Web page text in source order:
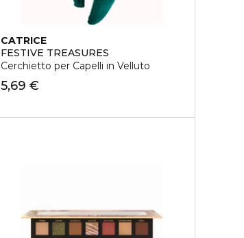
CATRICE
FESTIVE TREASURES
Cerchietto per Capelli in Velluto
5,69 €